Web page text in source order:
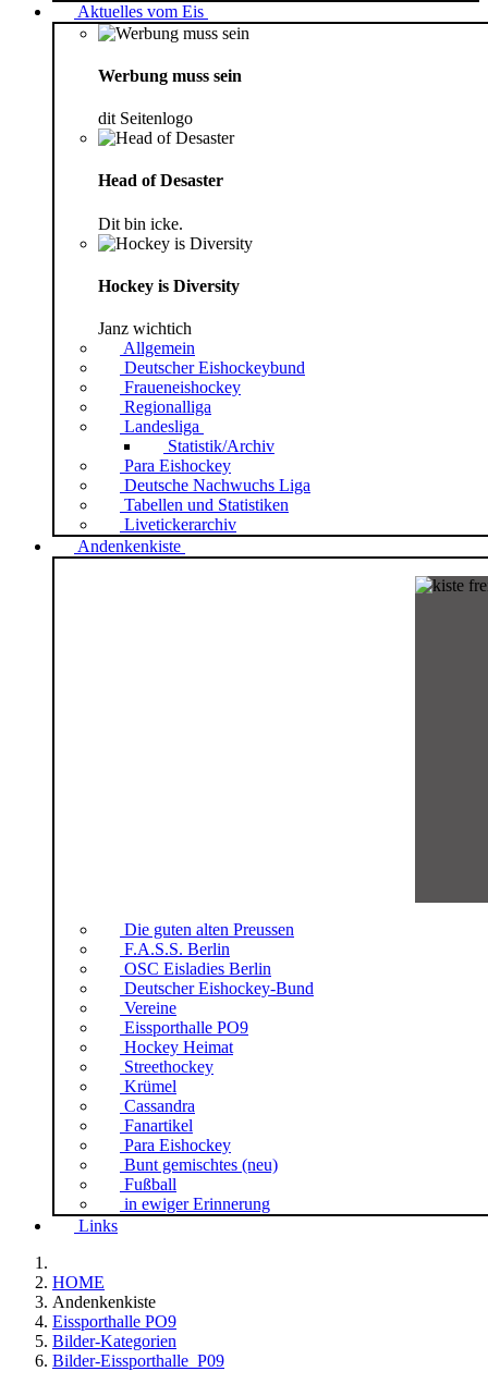
Aktuelles vom Eis
Werbung muss sein
dit Seitenlogo
Head of Desaster
Dit bin icke.
Hockey is Diversity
Janz wichtich
Allgemein
Deutscher Eishockeybund
Fraueneishockey
Regionalliga
Landesliga
Statistik/Archiv
Para Eishockey
Deutsche Nachwuchs Liga
Tabellen und Statistiken
Livetickerarchiv
Andenkenkiste
Die guten alten Preussen
F.A.S.S. Berlin
OSC Eisladies Berlin
Deutscher Eishockey-Bund
Vereine
Eissporthalle PO9
Hockey Heimat
Streethockey
Krümel
Cassandra
Fanartikel
Para Eishockey
Bunt gemischtes (neu)
Fußball
in ewiger Erinnerung
Links
HOME
Andenkenkiste
Eissporthalle PO9
Bilder-Kategorien
Bilder-Eissporthalle_P09